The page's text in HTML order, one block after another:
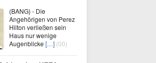
(BANG) - Die
Angehörigen von Perez
Hilton verließen sein
Haus nur wenige
Augenblicke […] (00)